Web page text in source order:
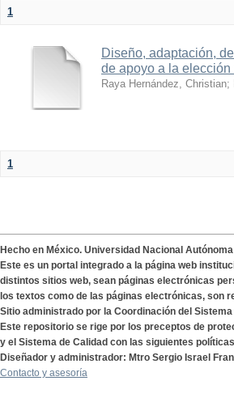
1
Diseño, adaptación,
de apoyo a la
Raya Hernández, Christian;
1
Hecho en México. Universidad Nacional
Este es un portal integrado a la página web
distintos sitios web, sean páginas electrónicas
los textos como de las páginas electrónicas,
Sitio administrado por la Coordinación del Sistema
Este repositorio se rige por los preceptos de
y el Sistema de Calidad con las siguientes
Diseñador y administrador: Mtro Sergio Israel
Contacto y asesoría